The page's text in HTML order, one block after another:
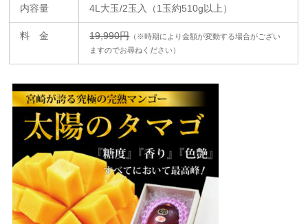
内容量 4L大玉/2玉入（1玉約510g以上）
料 金 19,990円（※時期により金額が変動する場合がござい
ますのでお尋ねください）